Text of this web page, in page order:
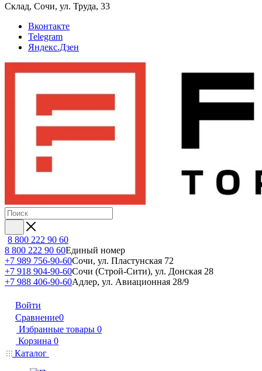
Склад, Сочи, ул. Труда, 33
Вконтакте
Telegram
Яндекс.Дзен
8 800 222 90 60
8 800 222 90 60Единый номер
+7 989 756-90-60Сочи, ул. Пластунская 72
+7 918 904-90-60Сочи (Строй-Сити), ул. Донская 28
+7 988 406-90-60Адлер, ул. Авиационная 28/9
Войти
Сравнение0
Избранные товары 0
Корзина 0
Каталог